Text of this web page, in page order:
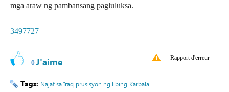
mga araw ng pambansang pagluluksa.
3497727
0J'aime Rapport d'erreur
Tags: Najaf sa Iraq prusisyon ng libing Karbala